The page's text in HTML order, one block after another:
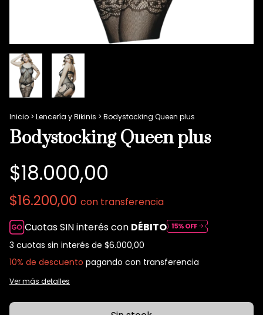
Inicio > Lencería y Bikinis > Bodystocking Queen plus
Bodystocking Queen plus
$18.000,00
$16.200,00 con transferencia
Cuotas SIN interés con DÉBITO
3 cuotas sin interés de $6.000,00
10% de descuento pagando con transferencia
Ver más detalles